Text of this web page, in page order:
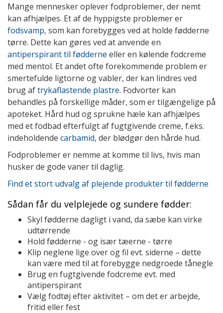
Mange mennesker oplever fodproblemer, der nemt
kan afhjælpes. Et af de hyppigste problemer er
fodsvamp, som kan forebygges ved at holde fødderne
tørre. Dette kan gøres ved at anvende en
antiperspirant til fødderne eller en kølende fodcreme
med mentol. Et andet ofte forekommende problem er
smertefulde ligtorne og vabler, der kan lindres ved
brug aftrykaflastende plastre. Fodvorter kan
behandles på forskellige måder, som er tilgængelige på
apoteket. Hård hud og sprukne hæle kan afhjælpes
med et fodbad efterfulgt af fugtgivende creme, f.eks.
indeholdende carbamid, der blødgør den hårde hud.
Fodproblemer er nemme at komme til livs, hvis man
husker de gode vaner til daglig.
Find et stort udvalg af plejende produkter til fødderne
Sådan får du velplejede og sundere fødder:
Skyl fødderne dagligt i vand, da sæbe kan virke
udtørrende
Hold fødderne - og især tæerne - tørre
Klip neglene lige over og fil evt. siderne – dette
kan være med til at forebygge nedgroede tånegle
Brug en fugtgivende fodcreme evt. med
antiperspirant
Vælg fodtøj efter aktivitet – om det er arbejde,
fritid eller fest